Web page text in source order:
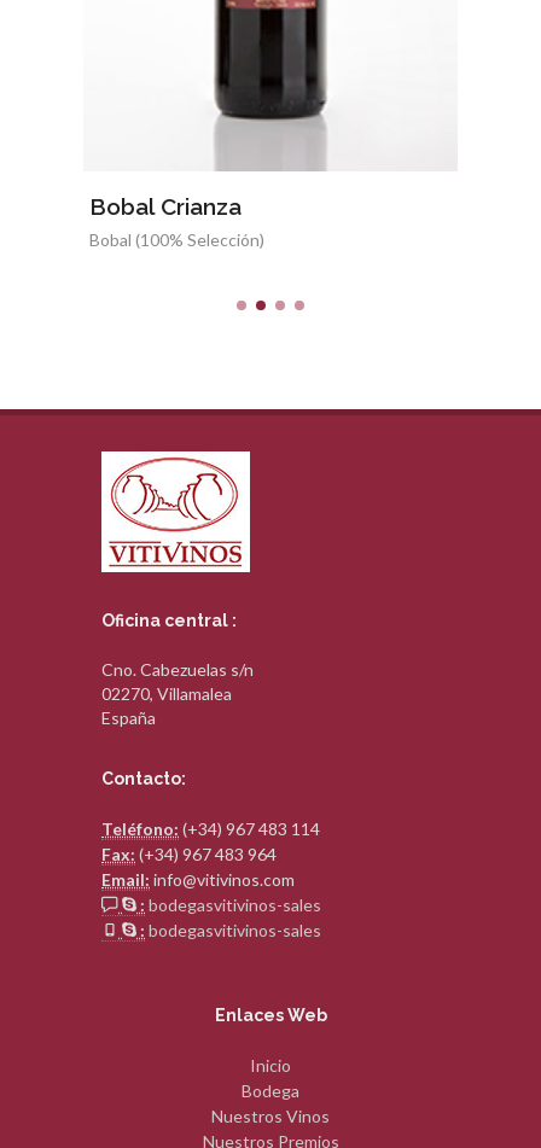
Bobal Crianza
Bobal (100% Selección)
Oficina central :
Cno. Cabezuelas s/n
02270, Villamalea
España
Contacto:
Teléfono: (+34) 967 483 114
Fax: (+34) 967 483 964
Email: info@vitivinos.com
: bodegasvitivinos-sales
: bodegasvitivinos-sales
Enlaces Web
Inicio
Bodega
Nuestros Vinos
Nuestros Premios